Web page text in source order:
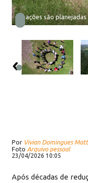
As ações são
Por Vivian Domingues
Foto Arquivo pessoal
23/04/2026 10:05
Após décadas de